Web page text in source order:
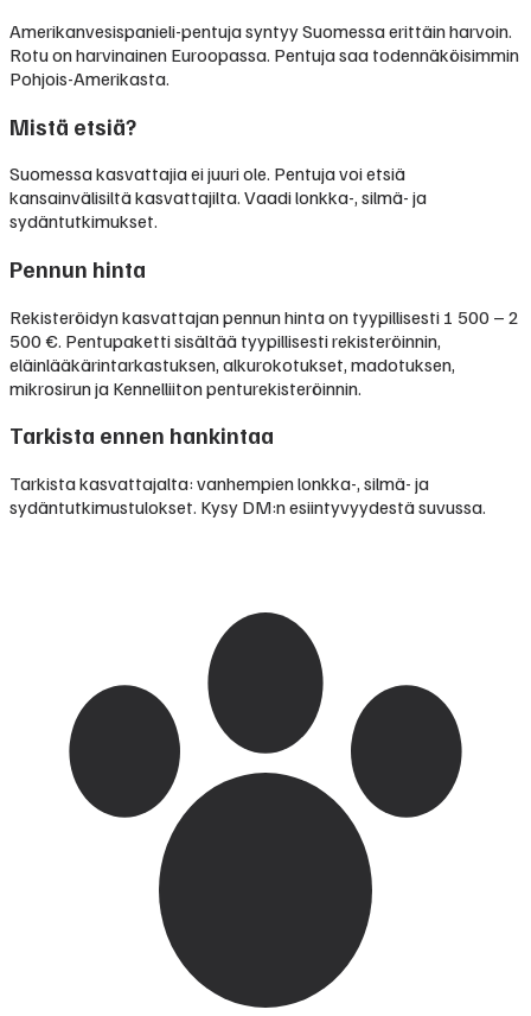
Amerikanvesispanieli-pentuja syntyy Suomessa erittäin harvoin.
Rotu on harvinainen Euroopassa. Pentuja saa todennäköisimmin
Pohjois-Amerikasta.
Mistä etsiä?
Suomessa kasvattajia ei juuri ole. Pentuja voi etsiä
kansainvälisiltä kasvattajilta. Vaadi lonkka-, silmä- ja
sydäntutkimukset.
Pennun hinta
Rekisteröidyn kasvattajan pennun hinta on tyypillisesti 1 500 – 2
500 €. Pentupaketti sisältää tyypillisesti rekisteröinnin,
eläinlääkärintarkastuksen, alkurokotukset, madotuksen,
mikrosirun ja Kennelliiton penturekisteröinnin.
Tarkista ennen hankintaa
Tarkista kasvattajalta: vanhempien lonkka-, silmä- ja
sydäntutkimustulokset. Kysy DM:n esiintyvyydestä suvussa.